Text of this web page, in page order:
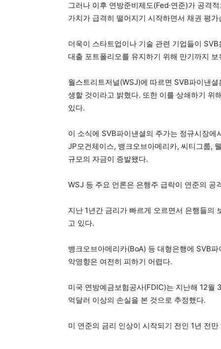
그러나 이후 연방준비제도(Fed·연준)가 공격
가치가 급격히 떨어지기 시작하면서 채권 평
더욱이 스타트업이나 기술 관련 기업들이
대출 포트폴리오를 유지하기 위해 만기까지
월스트리트저널(WSJ)에 따르면 SVB파이낸
생할 것이라고 밝혔다. 또한 이를 상쇄하기 위
있다.
이 소식에 SVB파이낸셜의 주가는 정규시장
JP모건체이스, 뱅크오브아메리카, 씨티그룹,
규모의 자금이 증발됐다.
WSJ 등 주요 언론은 은행주 급락이 연준의 공
지난 1년간 금리가 빠르게 오르면서 은행들의
고 있다.
뱅크오브아메리카(BoA) 등 대형은행에 SVB
악영향은 여전히 피하기 어렵다.
미국 연방예금보험공사(FDIC)는 지난해 12
억달러 이상의 손실을 본 것으로 추정했다.
미 연준의 금리 인상이 시작되기 전인 1년 전